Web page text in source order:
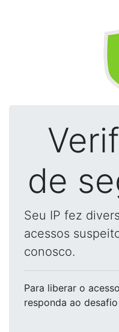
de
Seu IP fez
acessos
conosco.
Para liberar o acesso
responda ao